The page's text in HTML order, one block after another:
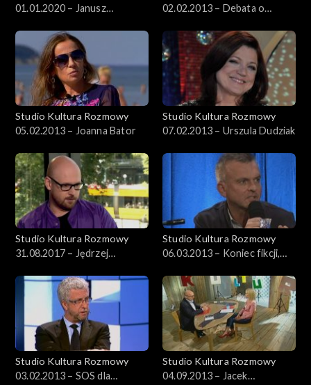
01.01.2020 – Janusz
02.02.2013 – Debata o
Studio Kultura Rozmowy
05.02.2013 – Joanna Bator
Studio Kultura Rozmowy
07.02.2013 – Urszula Dudziak
Studio Kultura Rozmowy
31.08.2017 – Jędrzej
Studio Kultura Rozmowy
06.03.2013 – Koniec fikcji,
Studio Kultura Rozmowy
03.02.2013 – SOS dla
Studio Kultura Rozmowy
04.09.2013 – Jacek